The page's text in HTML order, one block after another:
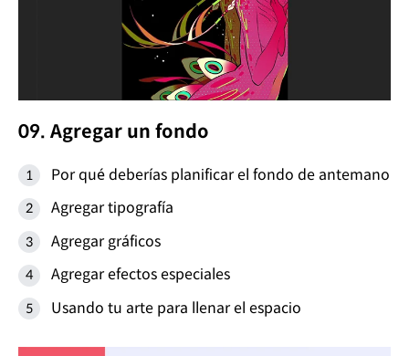
09. Agregar un fondo
Por qué deberías planificar el fondo de antemano
Agregar tipografía
Agregar gráficos
Agregar efectos especiales
Usando tu arte para llenar el espacio